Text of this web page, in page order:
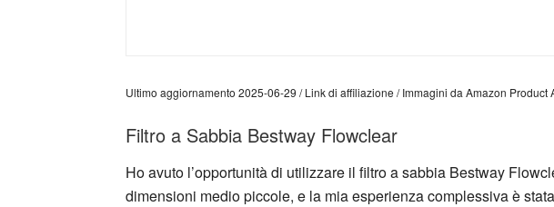
Ultimo aggiornamento 2025-06-29 / Link di affiliazione / Immagini da Amazon Product
Filtro a Sabbia Bestway Flowclear
Ho avuto l’opportunità di utilizzare il filtro a sabbia Bestway
dimensioni medio piccole, e la mia esperienza complessiva è